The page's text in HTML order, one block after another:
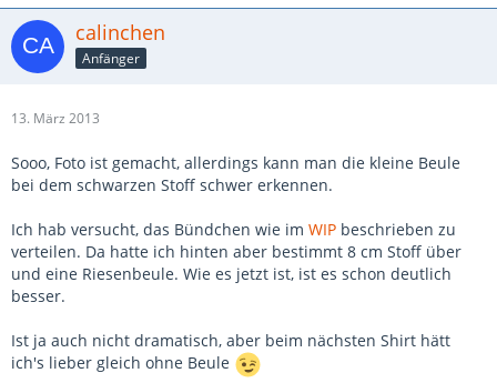
calinchen
Anfänger
13. März 2013
Sooo, Foto ist gemacht, allerdings kann man die kleine Beule
bei dem schwarzen Stoff schwer erkennen.
Ich hab versucht, das Bündchen wie im WIP beschrieben zu
verteilen. Da hatte ich hinten aber bestimmt 8 cm Stoff über
und eine Riesenbeule. Wie es jetzt ist, ist es schon deutlich
besser.
Ist ja auch nicht dramatisch, aber beim nächsten Shirt hätt
ich's lieber gleich ohne Beule